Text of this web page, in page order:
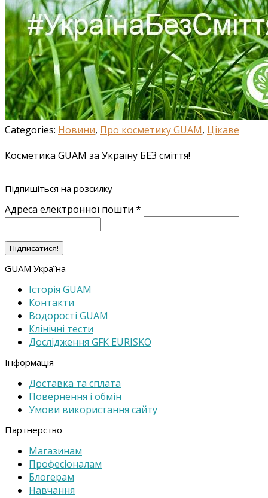
Categories: Новини, Про косметику GUAM, Цікаве
Косметика GUAM за Україну БЕЗ сміття!
Підпишіться на розсилку
Адреса електронної пошти *
GUAM Україна
Історія GUAM
Контакти
Водорості GUAM
Клінічні тести
Дослідження GFK EURISKO
Інформація
Доставка та cплата
Повернення і обмін
Умови використання сайту
Партнерство
Магазинам
Професіоналам
Блогерам
Навчання